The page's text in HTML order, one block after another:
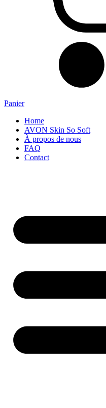
Panier
Home
AVON Skin So Soft
À propos de nous
FAQ
Contact